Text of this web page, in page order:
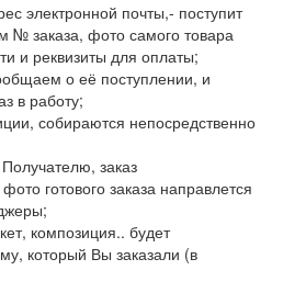
электронной почты,- поступит
№ заказа, фото самого товара
и реквизиты для оплаты;
о её поступлении, и
в работу;
собираются непосредственно
заказ
готового заказа направлется
композиция.. будет
который Вы заказали (в